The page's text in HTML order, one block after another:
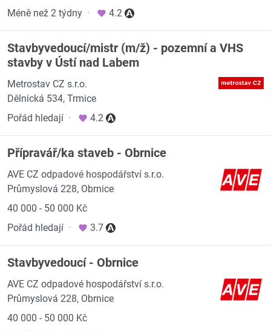
Méně než 2 týdny · 4.2
Stavbyvedoucí/mistr (m/ž) - pozemní a VHS
stavby v Ústí nad Labem
Metrostav CZ s.r.o.
Dělnická 534, Trmice
Pořád hledají · 4.2
Přípravář/ka staveb - Obrnice
AVE CZ odpadové hospodářství s.r.o.
Průmyslová 228, Obrnice
40 000 - 50 000 Kč
Pořád hledají · 3.7
Stavbyvedoucí - Obrnice
AVE CZ odpadové hospodářství s.r.o.
Průmyslová 228, Obrnice
40 000 - 50 000 Kč